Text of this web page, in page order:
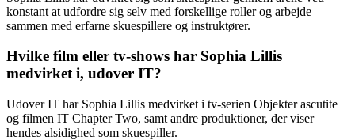
konstant at udfordre sig selv med forskellige roller og arbejde
sammen med erfarne skuespillere og instruktører.
Hvilke film eller tv-shows har Sophia Lillis
medvirket i, udover IT?
Udover IT har Sophia Lillis medvirket i tv-serien Objekter ascutite
og filmen IT Chapter Two, samt andre produktioner, der viser
hendes alsidighed som skuespiller.